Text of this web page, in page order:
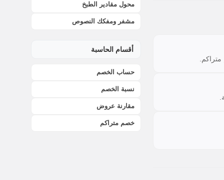
محول مقادير الطبخ
مشفر ومفكك النصوص
أقسام الحاسبة
حساب الخصم
نسبة الخصم
مقارنة عروض
خصم متراكم